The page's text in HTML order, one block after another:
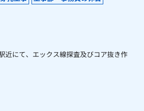
近にて、エックス線探査及びコア抜き作